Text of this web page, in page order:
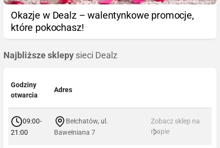
Okazje w Dealz – walentynkowe promocje,
które pokochasz!
Najbliższe sklepy sieci Dealz
Godziny
otwarcia
Adres
09:00-
21:00
Bełchatów, ul.
Bawełniana 7
Zobacz sklep na
mapie